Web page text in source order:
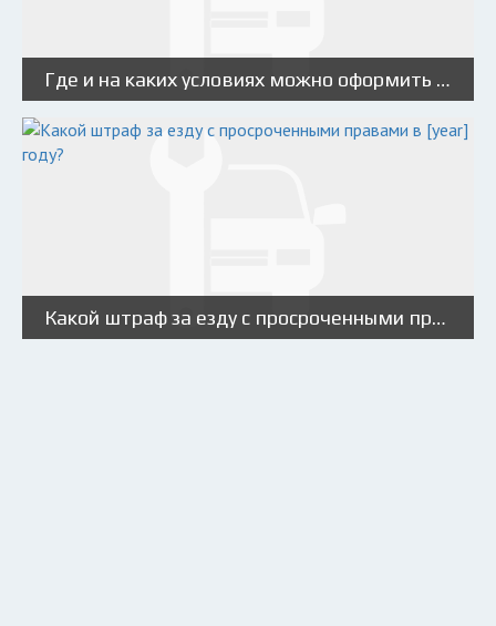
Где и на каких условиях можно оформить частный займ под залог автомобиля?
Какой штраф за езду с просроченными правами в [year] году?